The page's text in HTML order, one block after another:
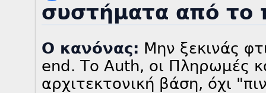
συστήματα από το
Ο κανόνας: Μην ξεκινάς
end. Το Auth, οι Πληρωμές
αρχιτεκτονική βάση, όχι